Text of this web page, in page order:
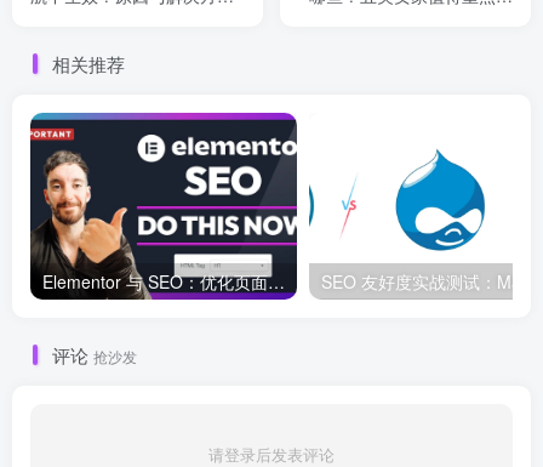
相关推荐
Elementor 与 SEO：优化页面结构和加载速度的最佳实践
评论 抢沙发
请登录后发表评论